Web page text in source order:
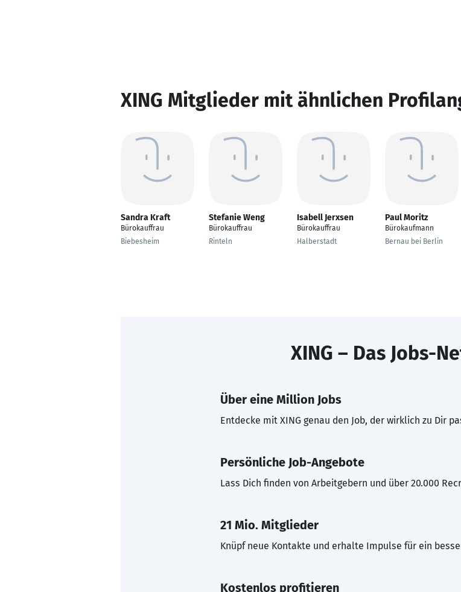
XING Mitglieder mit ähnlichen
Sandra Kraft
Bürokauffrau
Biebesheim
Stefanie Weng
Bürokauffrau
Rinteln
Isabell Jerxsen
Bürokauffrau
Halberstadt
Paul Moritz
Bürokaufmann
Bernau bei Berlin
XING – Das Jobs-
Über eine Million Jobs
Entdecke mit XING genau den Job, der wirklich zu Dir
Persönliche Job-Angebote
Lass Dich finden von Arbeitgebern und über 20.000
21 Mio. Mitglieder
Knüpf neue Kontakte und erhalte Impulse für ein
Kostenlos profitieren